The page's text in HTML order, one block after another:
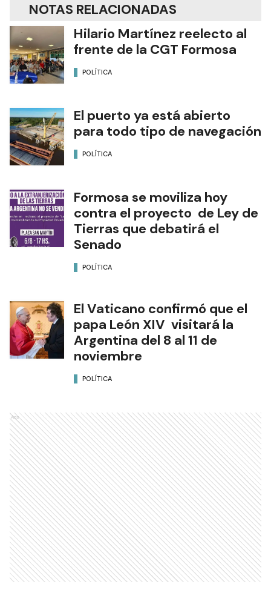
NOTAS RELACIONADAS
Hilario Martínez reelecto al
frente de la CGT Formosa
POLÍTICA
El puerto ya está abierto
para todo tipo de navegación
POLÍTICA
Formosa se moviliza hoy
contra el proyecto de Ley de
Tierras que debatirá el
Senado
POLÍTICA
El Vaticano confirmó que el
papa León XIV visitará la
Argentina del 8 al 11 de
noviembre
POLÍTICA
Ads